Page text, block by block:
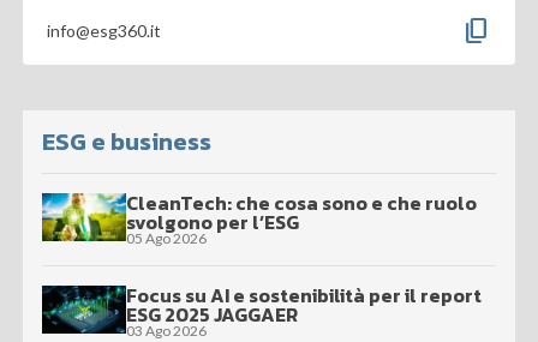
info@esg360.it content_copy
ESG e business
CleanTech: che cosa sono e che ruolo
svolgono per l’ESG
05 Ago 2026
Focus su AI e sostenibilità per il report
ESG 2025 JAGGAER
03 Ago 2026